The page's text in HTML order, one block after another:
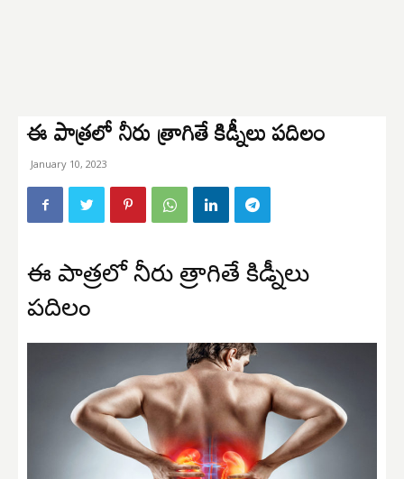
ఈ పాత్రలో నీరు త్రాగితే కిడ్నీలు పదిలం
January 10, 2023
ఈ పాత్రలో నీరు త్రాగితే కిడ్నీలు
పదిలం